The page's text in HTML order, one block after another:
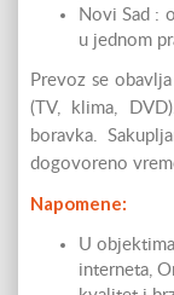
Novi Sad :
u jednom
Prevoz se
(TV, klima,
boravka.
dogovoreno
Napomene:
U
interneta,